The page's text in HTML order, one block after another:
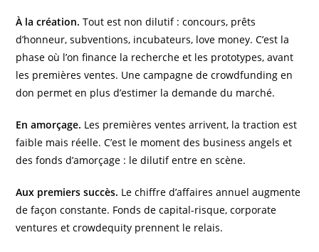
À la création. Tout est non dilutif : concours, prêts
d’honneur, subventions, incubateurs, love money. C’est la
phase où l’on finance la recherche et les prototypes, avant
les premières ventes. Une campagne de crowdfunding en
don permet en plus d’estimer la demande du marché.
En amorçage. Les premières ventes arrivent, la traction est
faible mais réelle. C’est le moment des business angels et
des fonds d’amorçage : le dilutif entre en scène.
Aux premiers succès. Le chiffre d’affaires annuel augmente
de façon constante. Fonds de capital-risque, corporate
ventures et crowdequity prennent le relais.